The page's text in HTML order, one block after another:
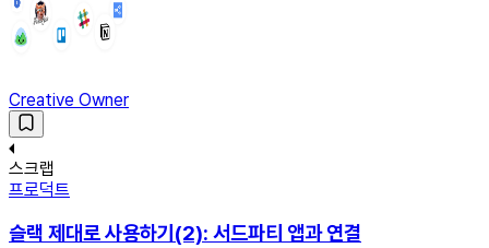
Creative Owner
스크랩
프로덕트
슬랙 제대로 사용하기(2): 서드파티 앱과 연결